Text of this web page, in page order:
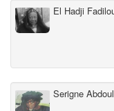
El Hadji
Serigne